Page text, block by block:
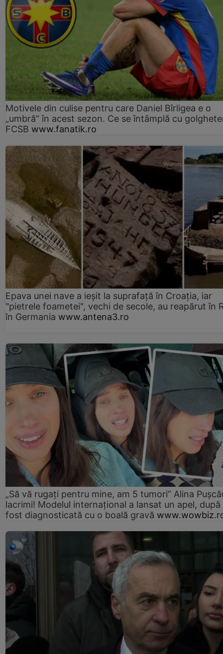
Motivele din culise pentru care Daniel Bîrligea e o
„umbră” în acest sezon. Ce se întâmplă cu
FCSB www.fanatik.ro
Epava unei nave a ieșit la suprafață în Croația, iar
"pietrele foametei", vechi de secole, au reapărut în
în Germania www.antena3.ro
„Să vă rugați pentru mine, am 5 tumori” Alina
lacrimi! Modelul internațional a lansat un apel, după
fost diagnosticată cu o boală gravă